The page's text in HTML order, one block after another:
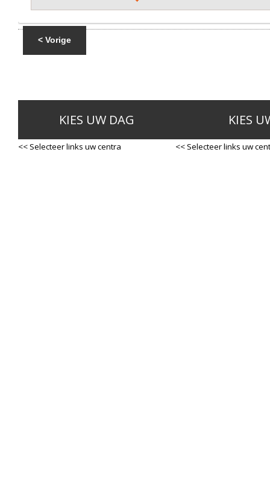
< Vorige
KIES UW DAG
<< Selecteer links uw centra
KIES
<< Selecteer links uw